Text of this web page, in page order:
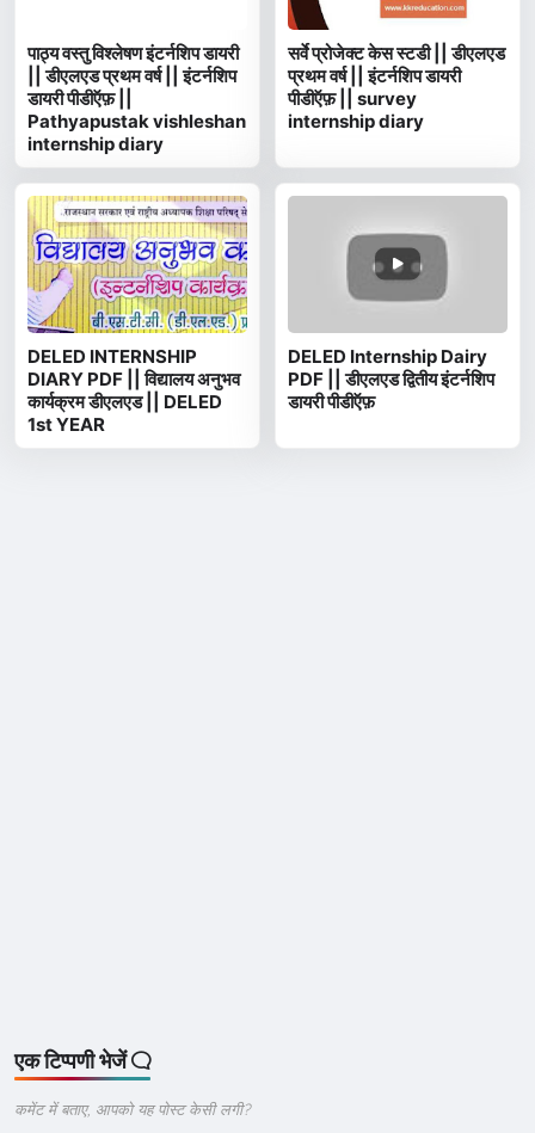
पाठ्य वस्तु विश्लेषण इंटर्नशिप डायरी
|| डीएलएड प्रथम वर्ष || इंटर्नशिप
डायरी पीडीऍफ़ ||
Pathyapustak vishleshan
internship diary
सर्वे प्रोजेक्ट केस स्टडी || डीएलएड
प्रथम वर्ष || इंटर्नशिप डायरी
पीडीऍफ़ || survey
internship diary
DELED INTERNSHIP
DIARY PDF || विद्यालय अनुभव
कार्यक्रम डीएलएड || DELED
1st YEAR
DELED Internship Dairy
PDF || डीएलएड द्वितीय इंटर्नशिप
डायरी पीडीऍफ़
एक टिप्पणी भेजें
कमेंट में बताए, आपको यह पोस्ट केसी लगी?